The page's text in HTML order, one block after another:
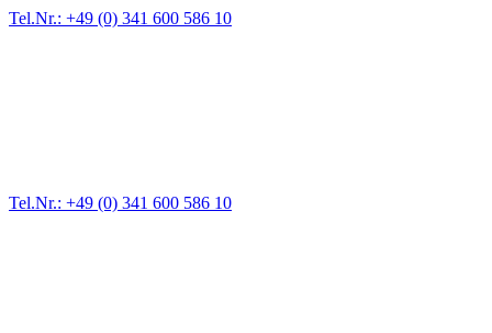
Tel.Nr.: +49 (0) 341 600 586 10
Tel.Nr.: +49 (0) 341 600 586 10